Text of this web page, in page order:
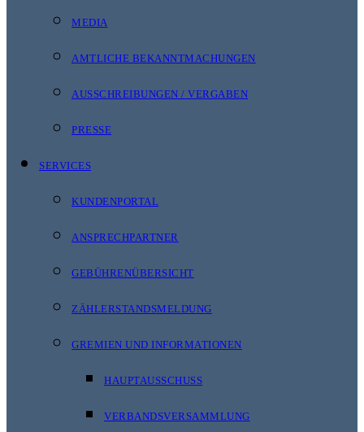
MEDIA
AMTLICHE BEKANNTMACHUNGEN
AUSSCHREIBUNGEN / VERGABEN
PRESSE
SERVICES
KUNDENPORTAL
ANSPRECHPARTNER
GEBÜHRENÜBERSICHT
ZÄHLERSTANDSMELDUNG
GREMIEN UND INFORMATIONEN
HAUPTAUSSCHUSS
VERBANDSVERSAMMLUNG